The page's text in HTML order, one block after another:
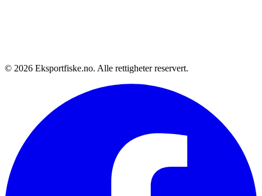
© 2026 Eksportfiske.no. Alle rettigheter reservert.